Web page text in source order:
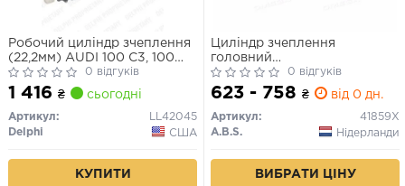
Робочий циліндр зчеплення
(22,2мм) AUDI 100 C3, 100
C4, 200 C3, 80 B2, 80 B3, 80
B4, 90 B3, A6 C4, A6 C5, A8
D2, CABRIOLET B3, COUPE
B2, COUPE B3, QUATTRO, V8
PORSCHE BOXSTER 1.4-4.2
0 відгуків
1 416 ₴ сьогодні
Артикул:
LL42045
Delphi
США
КУПИТИ
Циліндр зчеплення
головний
A8/Cabriolet/A6/Coupe/80/
82-02
0 відгуків
623 - 758 ₴ від 0 дн.
Артикул:
41859X
A.B.S.
Нідерланди
ВИБРАТИ ЦІНУ